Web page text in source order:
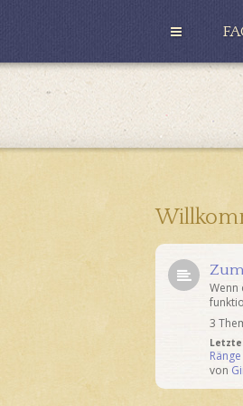
Wenn
3
Ränge
von